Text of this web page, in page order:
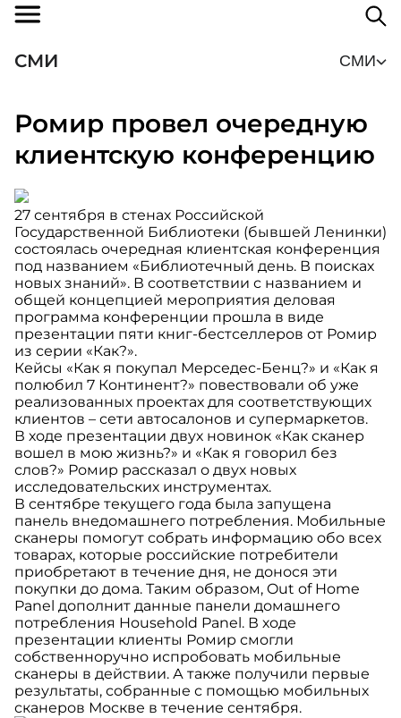
СМИ СМИ
Ромир провел очередную
клиентскую конференцию
27 сентября в стенах Российской
Государственной Библиотеки (бывшей Ленинки)
состоялась очередная клиентская конференция
под названием «Библиотечный день. В поисках
новых знаний». В соответствии с названием и
общей концепцией мероприятия деловая
программа конференции прошла в виде
презентации пяти книг-бестселлеров от Ромир
из серии «Как?».
Кейсы «Как я покупал Мерседес-Бенц?» и «Как я
полюбил 7 Континент?» повествовали об уже
реализованных проектах для соответствующих
клиентов – сети автосалонов и супермаркетов.
В ходе презентации двух новинок «Как сканер
вошел в мою жизнь?» и «Как я говорил без
слов?» Ромир рассказал о двух новых
исследовательских инструментах.
В сентябре текущего года была запущена
панель внедомашнего потребления. Мобильные
сканеры помогут собрать информацию обо всех
товарах, которые российские потребители
приобретают в течение дня, не донося эти
покупки до дома. Таким образом, Out of Home
Panel дополнит данные панели домашнего
потребления Household Panel. В ходе
презентации клиенты Ромир смогли
собственноручно испробовать мобильные
сканеры в действии. А также получили первые
результаты, собранные с помощью мобильных
сканеров Москве в течение сентября.